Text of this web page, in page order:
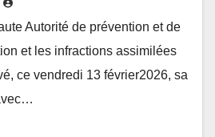
Autorité de prévention et de
et les infractions assimilées
ce vendredi 13 février2026, sa